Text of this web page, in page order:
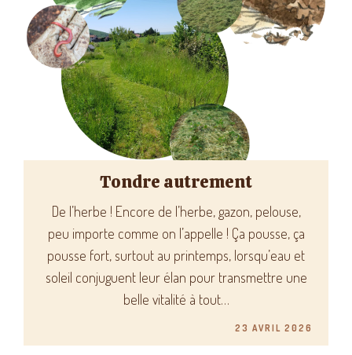
Tondre autrement
De l’herbe ! Encore de l’herbe, gazon, pelouse,
peu importe comme on l’appelle ! Ça pousse, ça
pousse fort, surtout au printemps, lorsqu’eau et
soleil conjuguent leur élan pour transmettre une
belle vitalité à tout…
23 AVRIL 2026